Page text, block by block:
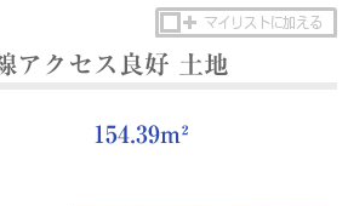
アクセス良好 土地
154.39m²